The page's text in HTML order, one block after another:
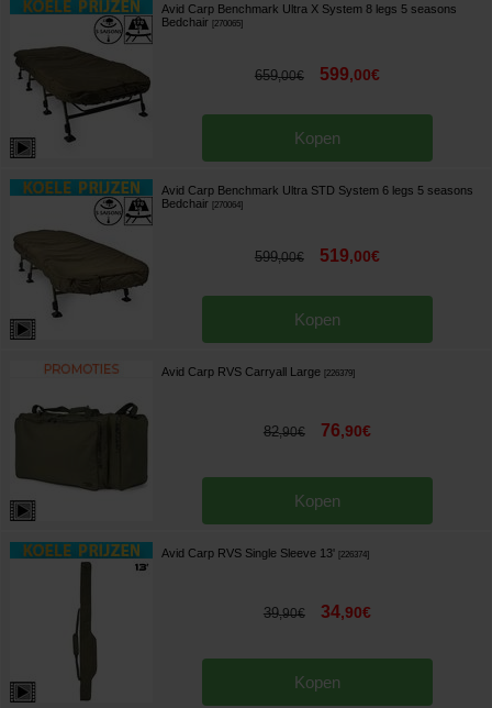
Avid Carp Benchmark Ultra X System 8 legs 5 seasons
Bedchair
270065]
659,00€ 599,00€
Kopen
Avid Carp Benchmark Ultra STD System 6 legs 5 seasons
Bedchair
270064]
599,00€ 519,00€
Kopen
Avid Carp RVS Carryall Large 226379]
82,90€ 76,90€
Kopen
Avid Carp RVS Single Sleeve 13' 226374]
39,90€ 34,90€
Kopen